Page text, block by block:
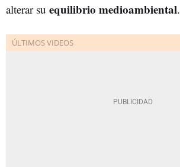
alterar su equilibrio medioambiental.